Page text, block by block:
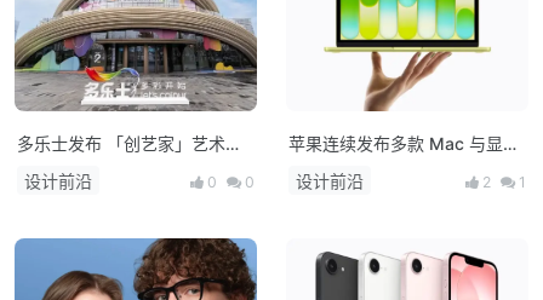
多乐士发布 「创艺家」艺术
漆，开启中国家居美学新篇章！
设计前沿 0 0
苹果连续发布多款 Mac 与显示
器新品：M5 系列芯片登场，
MacBook 产品线全面升级
设计前沿 2 1